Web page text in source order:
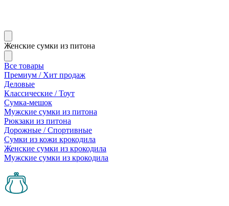
Женские сумки из питона
Все товары
Премиум / Хит продаж
Деловые
Классические / Тоут
Сумка-мешок
Мужские сумки из питона
Рюкзаки из питона
Дорожные / Спортивные
Сумки из кожи крокодила
Женские сумки из крокодила
Мужские сумки из крокодила